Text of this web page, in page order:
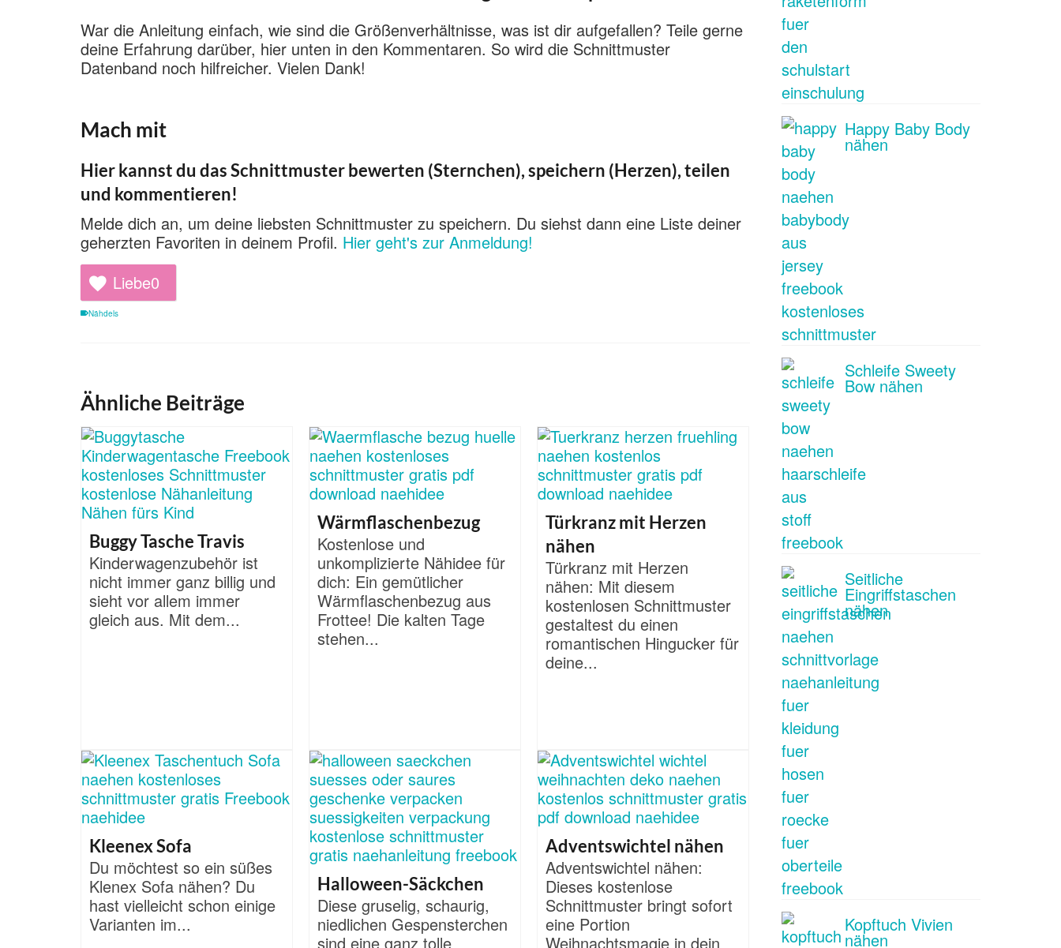
War die Anleitung einfach, wie sind die Größenverhältnisse, was ist dir aufgefallen? Teile gerne
deine Erfahrung darüber, hier unten in den Kommentaren. So wird die Schnittmuster
Datenband noch hilfreicher. Vielen Dank!
Mach mit
Hier kannst du das Schnittmuster bewerten (Sternchen), speichern (Herzen), teilen
und kommentieren!
Melde dich an, um deine liebsten Schnittmuster zu speichern. Du siehst dann eine Liste deiner
geherzten Favoriten in deinem Profil. Hier geht's zur Anmeldung!
Liebe0
Nähdels
Ähnliche Beiträge
Buggy Tasche Travis
Kinderwagenzubehör ist
nicht immer ganz billig und
sieht vor allem immer
gleich aus. Mit dem...
Wärmflaschenbezug
Kostenlose und
unkomplizierte Nähidee für
dich: Ein gemütlicher
Wärmflaschenbezug aus
Frottee! Die kalten Tage
stehen...
Türkranz mit Herzen
nähen
Türkranz mit Herzen
nähen: Mit diesem
kostenlosen Schnittmuster
gestaltest du einen
romantischen Hingucker für
deine...
Kleenex Sofa
Du möchtest so ein süßes
Klenex Sofa nähen? Du
hast vielleicht schon einige
Varianten im...
Halloween-Säckchen
Diese gruselig, schaurig,
niedlichen Gespensterchen
sind eine ganz tolle
Adventswichtel nähen
Adventswichtel nähen:
Dieses kostenlose
Schnittmuster bringt sofort
eine Portion
Weihnachtsmagie in dein
Happy Baby Body
nähen
Schleife Sweety
Bow nähen
Seitliche
Eingriffstaschen
nähen
Kopftuch Vivien
nähen